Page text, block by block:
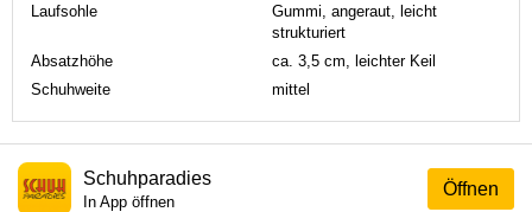
Laufsohle
Gummi, angeraut, leicht
strukturiert
Absatzhöhe
ca. 3,5 cm, leichter Keil
Schuhweite
mittel
Öffnen
Schuhparadies
In App öffnen